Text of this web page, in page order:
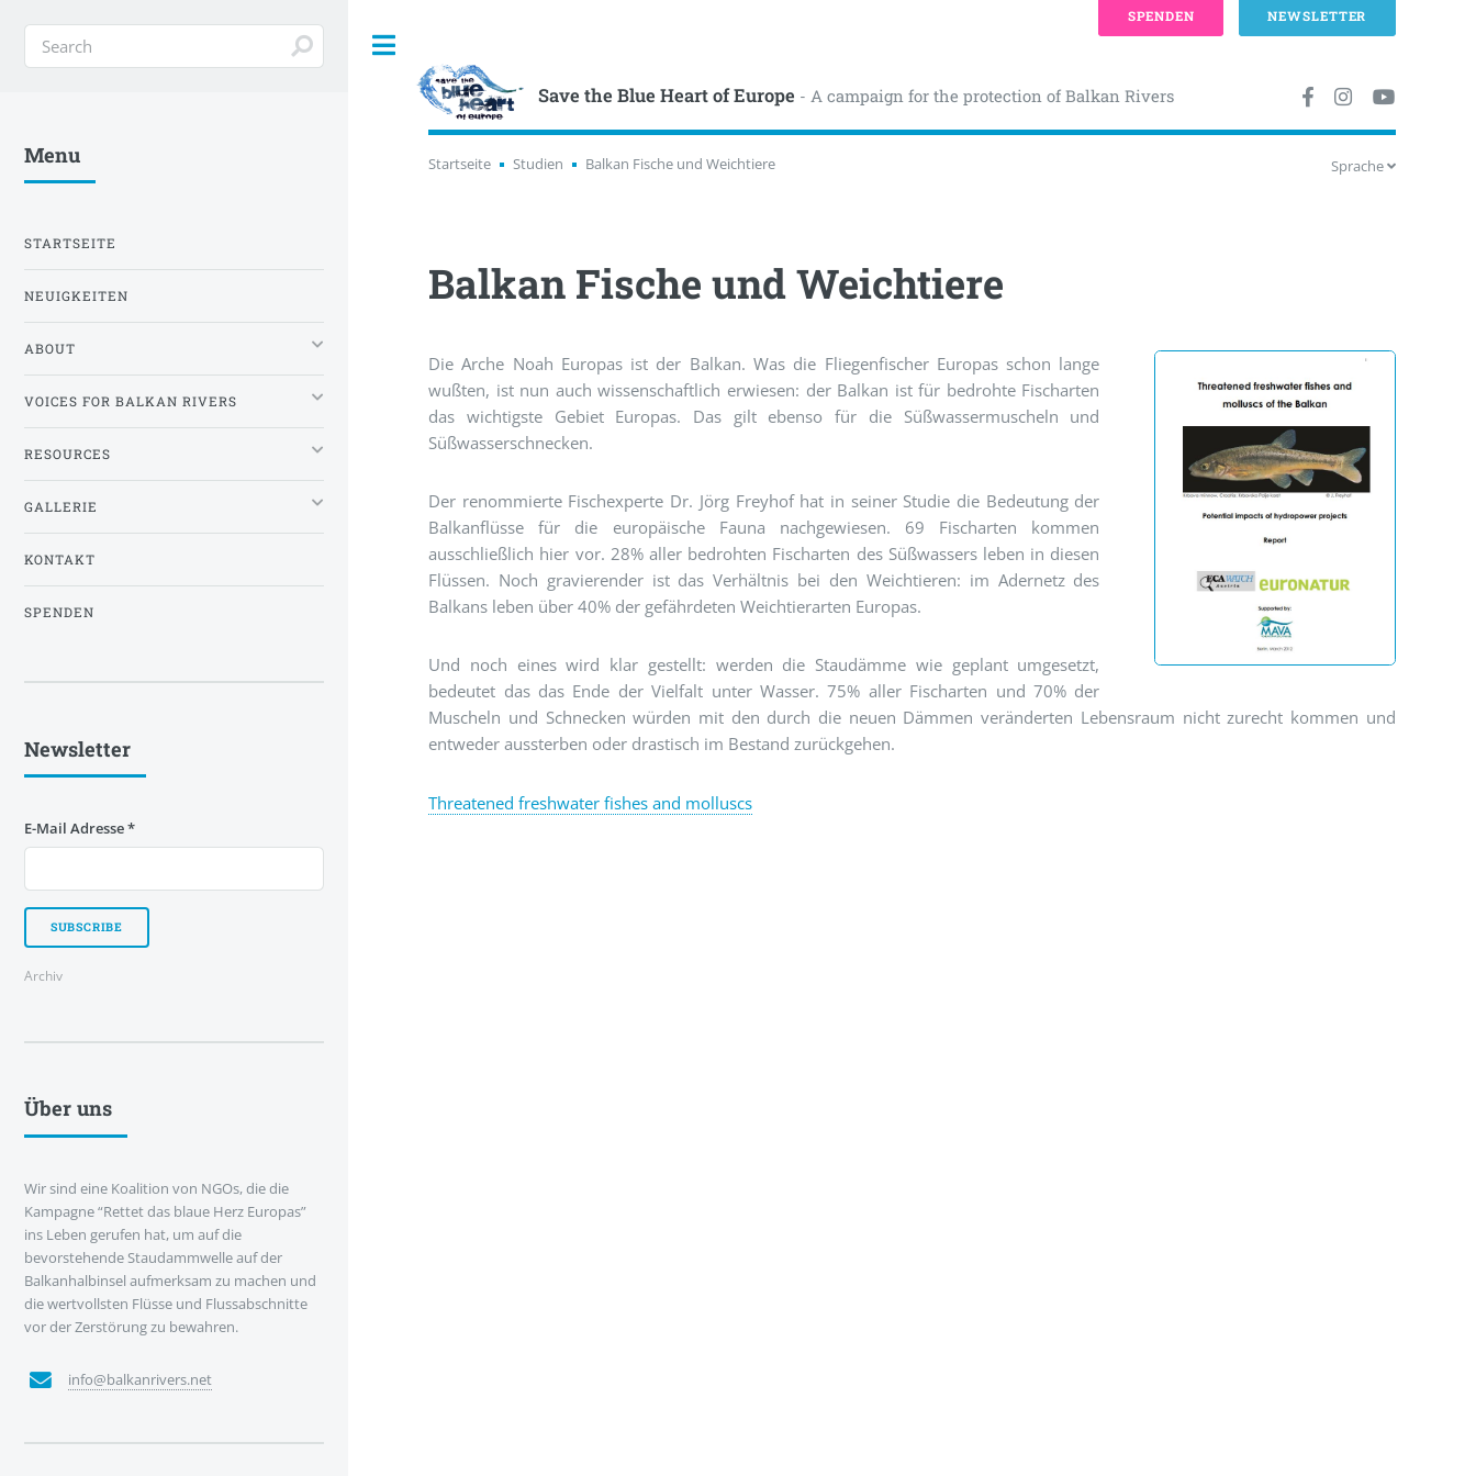
Save the Blue Heart of Europe - A campaign for the protection of Balkan Rivers
Startseite Studien Balkan Fische und Weichtiere Sprache
Balkan Fische und Weichtiere
Die Arche Noah Europas ist der Balkan. Was die Fliegenfischer Europas schon lange
wußten, ist nun auch wissenschaftlich erwiesen: der Balkan ist für bedrohte Fischarten
das wichtigste Gebiet Europas. Das gilt ebenso für die Süßwassermuscheln und
Süßwasserschnecken.
Der renommierte Fischexperte Dr. Jörg Freyhof hat in seiner Studie die Bedeutung der
Balkanflüsse für die europäische Fauna nachgewiesen. 69 Fischarten kommen
ausschließlich hier vor. 28% aller bedrohten Fischarten des Süßwassers leben in diesen
Flüssen. Noch gravierender ist das Verhältnis bei den Weichtieren: im Adernetz des
Balkans leben über 40% der gefährdeten Weichtierarten Europas.
Und noch eines wird klar gestellt: werden die Staudämme wie geplant umgesetzt,
bedeutet das das Ende der Vielfalt unter Wasser. 75% aller Fischarten und 70% der
Muscheln und Schnecken würden mit den durch die neuen Dämmen veränderten Lebensraum nicht zurecht kommen und
entweder aussterben oder drastisch im Bestand zurückgehen.
Threatened freshwater fishes and molluscs
Menu
STARTSEITE
NEUIGKEITEN
ABOUT
VOICES FOR BALKAN RIVERS
RESOURCES
GALLERIE
KONTAKT
SPENDEN
Newsletter
E-Mail Adresse*
Archiv
Über uns
Wir sind eine Koalition von NGOs, die die
Kampagne “Rettet das blaue Herz Europas”
ins Leben gerufen hat, um auf die
bevorstehende Staudammwelle auf der
Balkanhalbinsel aufmerksam zu machen und
die wertvollsten Flüsse und Flussabschnitte
vor der Zerstörung zu bewahren.
info@balkanrivers.net
SPENDEN NEWSLETTER